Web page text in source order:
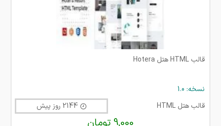
قالب HTML هتل Hotera
نسخه: 1.0
قالب هتل HTML
2144 روز پیش
9,000 تومان